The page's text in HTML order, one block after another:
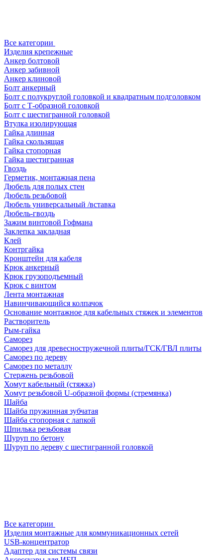
Все категории
Изделия крепежные
Анкер болтовой
Анкер забивной
Анкер клиновой
Болт анкерный
Болт с полукруглой головкой и квадратным подголовком
Болт с Т-образной головкой
Болт с шестигранной головкой
Втулка изолирующая
Гайка длинная
Гайка скользящая
Гайка стопорная
Гайка шестигранная
Гвоздь
Герметик, монтажная пена
Дюбель для полых стен
Дюбель резьбовой
Дюбель универсальный /вставка
Дюбель-гвоздь
Зажим винтовой Гофмана
Заклепка закладная
Клей
Контргайка
Кронштейн для кабеля
Крюк анкерный
Крюк грузоподъемный
Крюк с винтом
Лента монтажная
Навинчивающийся колпачок
Основание монтажное для кабельных стяжек и элементов
Растворитель
Рым-гайка
Саморез
Саморез для древесностружечной плиты/ГСК/ГВЛ плиты
Саморез по дереву
Саморез по металлу
Стержень резьбовой
Хомут кабельный (стяжка)
Хомут резьбовой U-образной формы (стремянка)
Шайба
Шайба пружинная зубчатая
Шайба стопорная с лапкой
Шпилька резьбовая
Шуруп по бетону
Шуруп по дереву с шестигранной головкой
Все категории
Изделия монтажные для коммуникационных сетей
USB-концентратор
Адаптер для системы связи